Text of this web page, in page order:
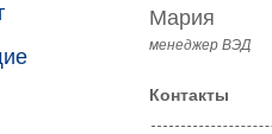
Мария
менеджер ВЭД
Контакты